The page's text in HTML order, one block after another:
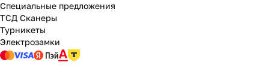
Специальные предложения
ТСД Сканеры
Турникеты
Электрозамки